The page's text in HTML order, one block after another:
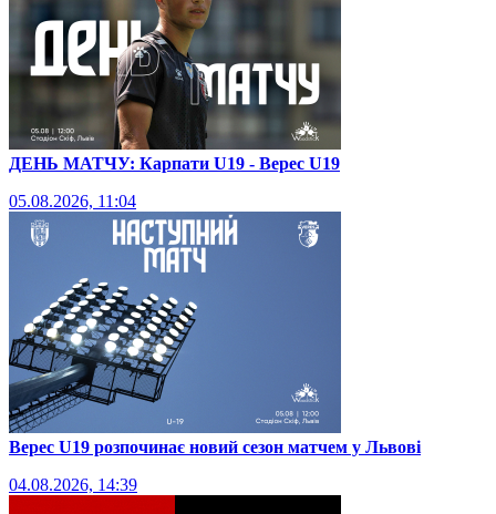
ДЕНЬ МАТЧУ: Карпати U19 - Верес U19
05.08.2026, 11:04
Верес U19 розпочинає новий сезон матчем у Львові
04.08.2026, 14:39